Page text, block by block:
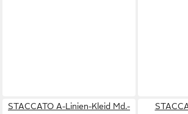
STACCATO A-Linien-Kleid Md.-